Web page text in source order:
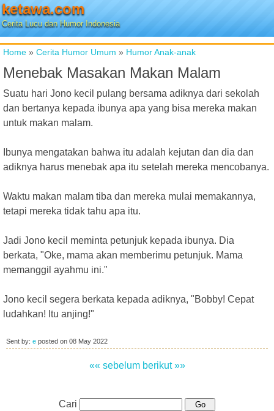
ketawa.com
Cerita Lucu dan Humor Indonesia
Home » Cerita Humor Umum » Humor Anak-anak
Menebak Masakan Makan Malam
Suatu hari Jono kecil pulang bersama adiknya dari sekolah
dan bertanya kepada ibunya apa yang bisa mereka makan
untuk makan malam.
Ibunya mengatakan bahwa itu adalah kejutan dan dia dan
adiknya harus menebak apa itu setelah mereka mencobanya.
Waktu makan malam tiba dan mereka mulai memakannya,
tetapi mereka tidak tahu apa itu.
Jadi Jono kecil meminta petunjuk kepada ibunya. Dia
berkata, "Oke, mama akan memberimu petunjuk. Mama
memanggil ayahmu ini."
Jono kecil segera berkata kepada adiknya, "Bobby! Cepat
ludahkan! Itu anjing!"
Sent by: e posted on 08 May 2022
«« sebelum berikut »»
Cari